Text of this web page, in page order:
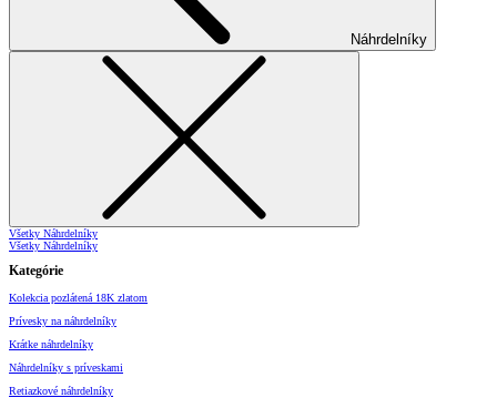
Náhrdelníky
Všetky Náhrdelníky
Všetky Náhrdelníky
Kategórie
Kolekcia pozlátená 18K zlatom
Prívesky na náhrdelníky
Krátke náhrdelníky
Náhrdelníky s príveskami
Retiazkové náhrdelníky